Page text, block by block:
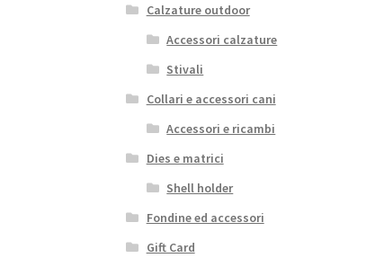
Calzature outdoor
Accessori calzature
Stivali
Collari e accessori cani
Accessori e ricambi
Dies e matrici
Shell holder
Fondine ed accessori
Gift Card